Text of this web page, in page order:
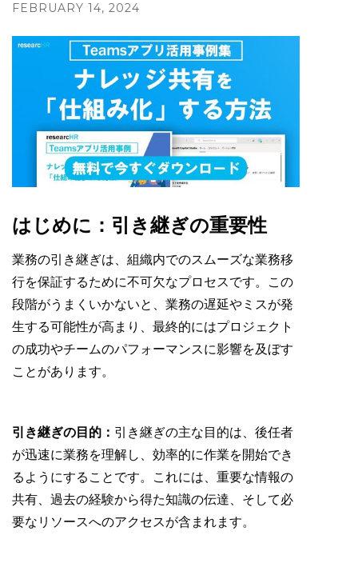
FEBRUARY 14, 2024
はじめに：引き継ぎの重要性
業務の引き継ぎは、組織内でのスムーズな業務移
行を保証するために不可欠なプロセスです。この
段階がうまくいかないと、業務の遅延やミスが発
生する可能性が高まり、最終的にはプロジェクト
の成功やチームのパフォーマンスに影響を及ぼす
ことがあります。
引き継ぎの目的： 引き継ぎの主な目的は、後任者
が迅速に業務を理解し、効率的に作業を開始でき
るようにすることです。これには、重要な情報の
共有、過去の経験から得た知識の伝達、そして必
要なリソースへのアクセスが含まれます。